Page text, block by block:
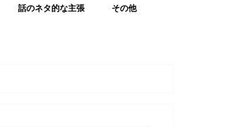
話のネタ的な主張 その他